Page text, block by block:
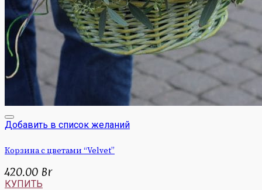
Добавить в список желаний
Корзина с цветами “Velvet”
420.00 Br
КУПИТЬ